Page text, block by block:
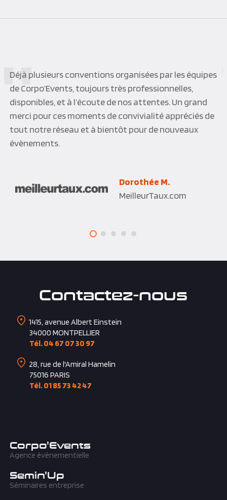
Corpo’Events a largement contribué non seulement à
la réussite d’une journée de team buiding qu’à un
événement clients VIP sur deux jours. Merci à toute
l’équipe, qui a su faire preuve d’une bonne écoute,
d’une grande réactivité, d’une force de proposition.
Une équipe à taille humaine qui sait se montrer
Hélène L.
1415, avenue Albert Einstein
34000MONTPELLIER
28, rue de l'Amiral Hamelin
75016 PARIS
Corpo'Events
Semin'Up